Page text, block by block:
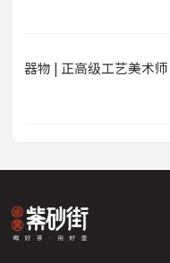
器物 | 正高级工艺美术